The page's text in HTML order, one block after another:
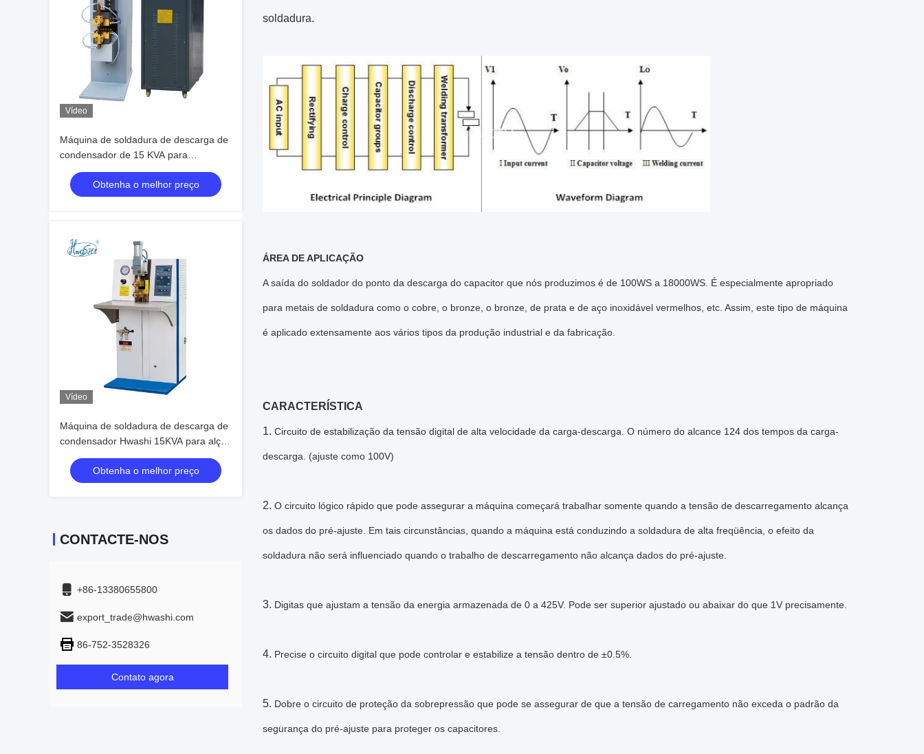
Vídeo
Máquina de soldadura de descarga de
condensador de 15 KVA para
manuseio de panela de utensílios de
cozinha SSObtenha o melhor preço
Vídeo
Máquina de soldadura de descarga de
condensador Hwashi 15KVA para alça
de panela de utensílios de cozinha SS
Obtenha o melhor preço
CONTACTE-NOS
+86-13380655800
export_trade@hwashi.com
86-752-3528326
Contato agora
soldadura.
ÁREA DE APLICAÇÃO
A saída do soldador do ponto da descarga do capacitor que nós produzimos é de 100WS a 18000WS. É especialmente apropriado
para metais de soldadura como o cobre, o bronze, o bronze, de prata e de aço inoxidável vermelhos, etc. Assim, este tipo de máquina
é aplicado extensamente aos vários tipos da produção industrial e da fabricação.
CARACTERÍSTICA
1. Circuito de estabilização da tensão digital de alta velocidade da carga-descarga. O número do alcance 124 dos tempos da carga-
descarga. (ajuste como 100V)
2. O circuito lógico rápido que pode assegurar a máquina começará trabalhar somente quando a tensão de descarregamento alcança
os dados do pré-ajuste. Em tais circunstâncias, quando a máquina está conduzindo a soldadura de alta freqüência, o efeito da
soldadura não será influenciado quando o trabalho de descarregamento não alcança dados do pré-ajuste.
3. Digitas que ajustam a tensão da energia armazenada de 0 a 425V. Pode ser superior ajustado ou abaixar do que 1V precisamente.
4. Precise o circuito digital que pode controlar e estabilize a tensão dentro de ±0.5%.
5. Dobre o circuito de proteção da sobrepressão que pode se assegurar de que a tensão de carregamento não exceda o padrão da
segurança do pré-ajuste para proteger os capacitores.